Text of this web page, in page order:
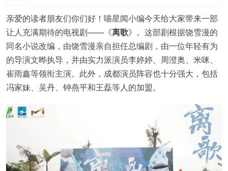
亲爱的读者朋友们你们好！喵星闻小编今天给大家带来一部
让人充满期待的电视剧——《离歌》。这部剧根据饶雪漫的
同名小说改编，由饶雪漫亲自担任总编剧，由一位年轻有为
的导演文晔执导，并由实力派演员李婷婷、周澄奥、米咪、
崔雨鑫等领衔主演。此外，成都演员阵容也十分强大，包括
冯家妹、吴丹、钟燕平和王磊等人的加盟。